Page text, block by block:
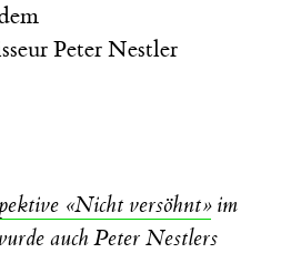
Peter Nestler
«Nicht versöhnt»im
auch Peter Nestlers